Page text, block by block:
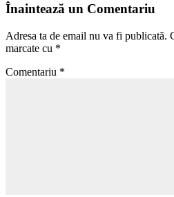
Înaintează un Comentariu
Adresa ta de email nu va fi publicată.
marcate cu *
Comentariu *